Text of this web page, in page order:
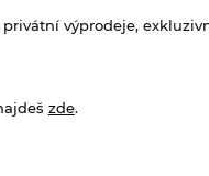
výprodeje,
zde.